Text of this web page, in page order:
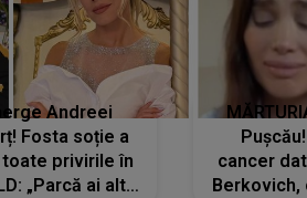
Andreei
Fosta soție a
privirile în
„Parcă ai altă
cancer
Berkovich,